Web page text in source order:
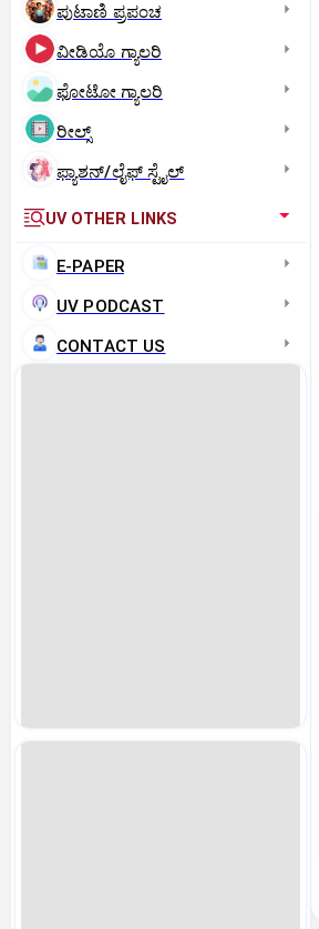
ಪುಟಾಣಿ ಪ್ರಪಂಚ
ವೀಡಿಯೊ ಗ್ಯಾಲರಿ
ಫೋಟೋ ಗ್ಯಾಲರಿ
ರೀಲ್ಸ್
ಫ್ಯಾಶನ್/ಲೈಫ್‌ ಸ್ಟೈಲ್
UV OTHER LINKS
E-PAPER
UV PODCAST
CONTACT US